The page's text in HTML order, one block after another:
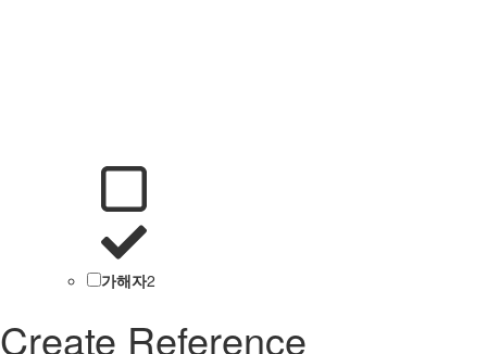
가해자2
Create Reference